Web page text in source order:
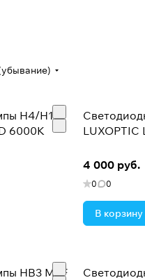
H4/H19
6000K
LUXOPTIC
4 000 руб.
0 0
В корзину
HB3 MTF